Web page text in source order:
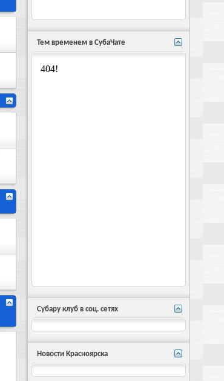
Тем временем в СубаЧате
Субару клуб в соц. сетях
Новости Красноярска